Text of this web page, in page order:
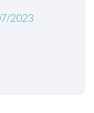
2023